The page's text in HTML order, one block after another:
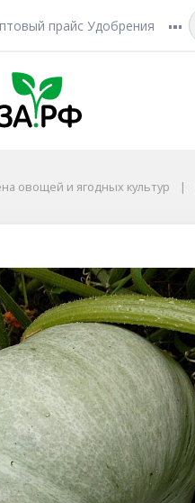
прайс Удобрения
овощей и ягодных культур